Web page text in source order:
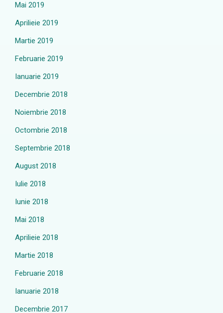
Mai 2019
Aprilieie 2019
Martie 2019
Februarie 2019
Ianuarie 2019
Decembrie 2018
Noiembrie 2018
Octombrie 2018
Septembrie 2018
August 2018
Iulie 2018
Iunie 2018
Mai 2018
Aprilieie 2018
Martie 2018
Februarie 2018
Ianuarie 2018
Decembrie 2017